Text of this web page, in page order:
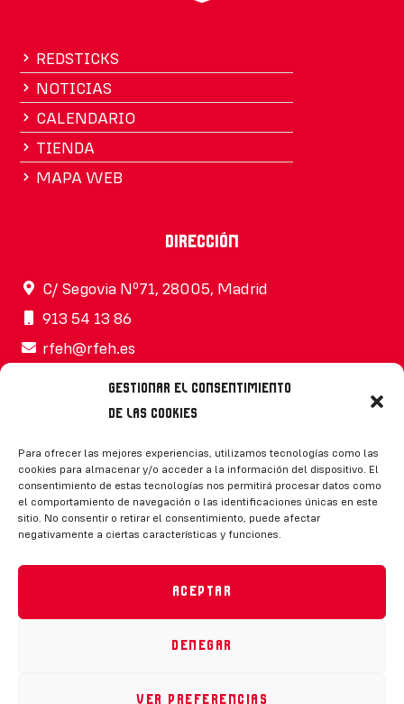
Gestionar el consentimiento
de las cookies
Para ofrecer las mejores experiencias, utilizamos tecnologías como las
cookies para almacenar y/o acceder a la información del dispositivo. El
consentimiento de estas tecnologías nos permitirá procesar datos como
el comportamiento de navegación o las identificaciones únicas en este
sitio. No consentir o retirar el consentimiento, puede afectar
negativamente a ciertas características y funciones.
Aceptar
Denegar
Ver preferencias
REDSTICKS
NOTICIAS
CALENDARIO
TIENDA
MAPA WEB
Dirección
C/ Segovia Nº71, 28005, Madrid
913 54 13 86
rfeh@rfeh.es
Síguenos